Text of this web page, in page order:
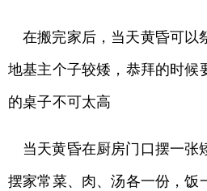
在搬完家后，当天黄昏可以
地基主个子较矮，恭拜的时候
的桌子不可太高
当天黄昏在厨房门口摆一张
摆家常菜、肉、汤各一份，饭